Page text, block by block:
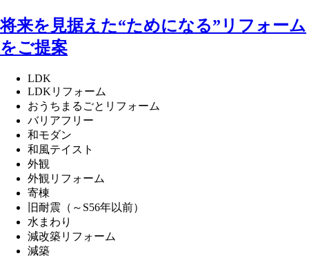
将来を見据えた“ためになる”リフォーム
をご提案
LDK
LDKリフォーム
おうちまるごとリフォーム
バリアフリー
和モダン
和風テイスト
外観
外観リフォーム
寄棟
旧耐震（～S56年以前）
水まわり
減改築リフォーム
減築